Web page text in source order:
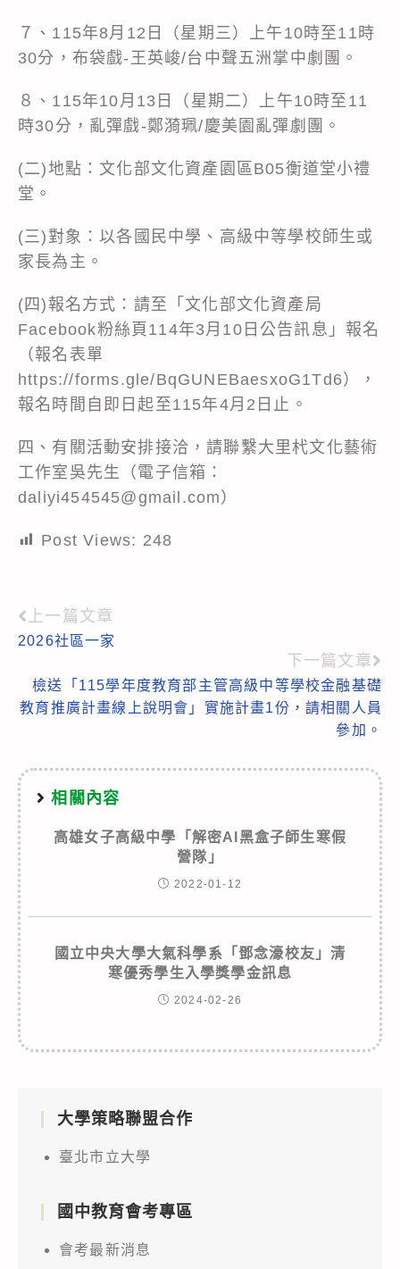
７、115年8月12日（星期三）上午10時至11時
30分，布袋戲-王英峻/台中聲五洲掌中劇團。
８、115年10月13日（星期二）上午10時至11
時30分，亂彈戲-鄭漪珮/慶美園亂彈劇團。
(二)地點：文化部文化資產園區B05衡道堂小禮
堂。
(三)對象：以各國民中學、高級中等學校師生或
家長為主。
(四)報名方式：請至「文化部文化資產局
Facebook粉絲頁114年3月10日公告訊息」報名
（報名表單
https://forms.gle/BqGUNEBaesxoG1Td6），
報名時間自即日起至115年4月2日止。
四、有關活動安排接洽，請聯繫大里杙文化藝術
工作室吳先生（電子信箱：
daliyi454545@gmail.com）
Post Views: 248
Read
more
articles
上一篇文章
2026社區一家
下一篇文章
檢送「115學年度教育部主管高級中等學校金融基礎
教育推廣計畫線上說明會」實施計畫1份，請相關人員
參加。
相關內容
高雄女子高級中學「解密AI黑盒子師生寒假
營隊」
2022-01-12
國立中央大學大氣科學系「鄧念濠校友」清
寒優秀學生入學獎學金訊息
2024-02-26
大學策略聯盟合作
臺北市立大學
國中教育會考專區
會考最新消息